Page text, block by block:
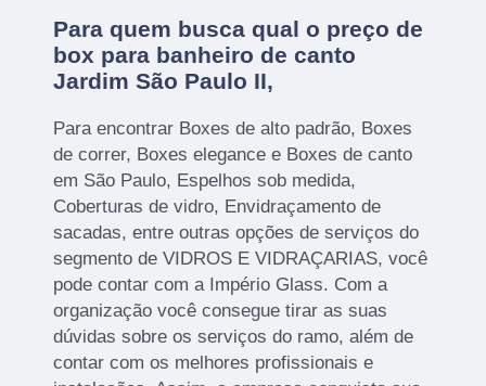
Para quem busca qual o preço de
box para banheiro de canto
Jardim São Paulo II,
Para encontrar Boxes de alto padrão, Boxes
de correr, Boxes elegance e Boxes de canto
em São Paulo, Espelhos sob medida,
Coberturas de vidro, Envidraçamento de
sacadas, entre outras opções de serviços do
segmento de VIDROS E VIDRAÇARIAS, você
pode contar com a Império Glass. Com a
organização você consegue tirar as suas
dúvidas sobre os serviços do ramo, além de
contar com os melhores profissionais e